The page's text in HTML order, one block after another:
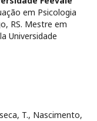
em Psicologia
RS. Mestre em
Universidade
T., Nascimento,